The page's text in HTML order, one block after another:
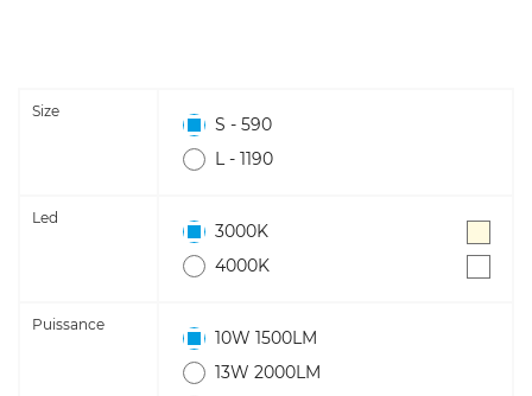
Size
S - 590
L - 1190
Led
3000K
4000K
Puissance
10W 1500LM
13W 2000LM